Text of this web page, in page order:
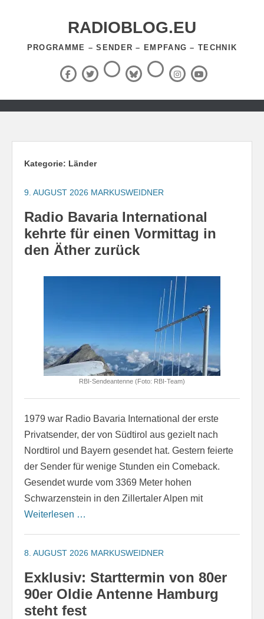
RADIOBLOG.EU
PROGRAMME – SENDER – EMPFANG – TECHNIK
Facebook
X
(Twitter)
ThreadsBlueSky
RSS-
Feed InstagramYouTube
Zum
springen
Kategorie: Länder
9. AUGUST 2026 MARKUSWEIDNER
Radio Bavaria International
kehrte für einen Vormittag in
den Äther zurück
RBI-Sendeantenne (Foto: RBI-Team)
1979 war Radio Bavaria International der erste
Privatsender, der von Südtirol aus gezielt nach
Nordtirol und Bayern gesendet hat. Gestern feierte
der Sender für wenige Stunden ein Comeback.
Gesendet wurde vom 3369 Meter hohen
Schwarzenstein in den Zillertaler Alpen mit
Weiterlesen …
8. AUGUST 2026 MARKUSWEIDNER
Exklusiv: Starttermin von 80er
90er Oldie Antenne Hamburg
steht fest